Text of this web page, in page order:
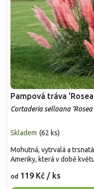
Pampová tráva
Cortaderia selloana 'Rosea'
Skladem (62 ks)
od 119 Kč / ks
Mohutná, vytrvalá a
Ameriky, která v době